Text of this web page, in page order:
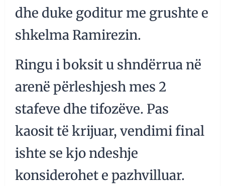
dhe duke goditur me grushte e
shkelma Ramirezin.
Ringu i boksit u shndërrua në
arenë përleshjesh mes 2
stafeve dhe tifozëve. Pas
kaosit të krijuar, vendimi final
ishte se kjo ndeshje
konsiderohet e pazhvilluar.